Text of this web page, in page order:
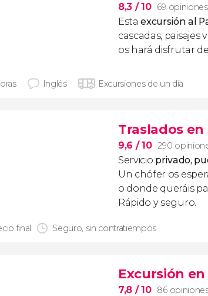
8,3 / 10 69 opiniones
Estaexcursión al
cascadas, paisajes
os hará disfrutar
Inglés Excursiones de un día
Traslados
9,6 / 10 290
Servicio privado,
Un chófer os
o donde queráis
Rápido y seguro.
final Seguro, sin contratiempos
Excursión
7,8 / 10 86